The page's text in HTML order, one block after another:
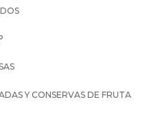
Y CONSERVAS DE FRUTA